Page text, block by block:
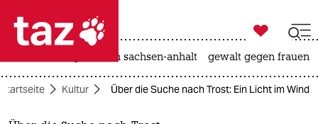
 taz zahl ich
taz zahl ich

taz zahl ich
landtagswahl in sachsen-anhalt gewalt gegen frauen
Startseite Kultur Über die Suche nach Trost: Ein Licht im Wind